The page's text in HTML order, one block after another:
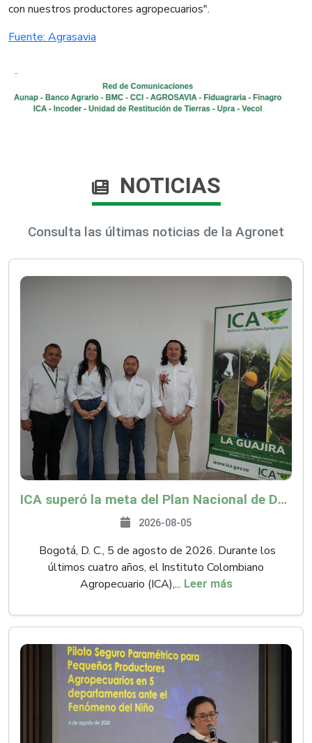
con nuestros productores agropecuarios".
Fuente: Agrasavia
NOTICIAS
Consulta las últimas noticias de la Agronet
ICA superó la meta del Plan Nacional de Desarrollo y abrió 61 mercados internacionales
2026-08-05
Bogotá, D. C., 5 de agosto de 2026. Durante los
últimos cuatro años, el Instituto Colombiano
Agropecuario (ICA),... Leer más